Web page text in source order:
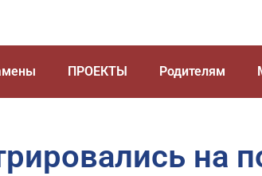
ПРОЕКТЫ Родителям
на